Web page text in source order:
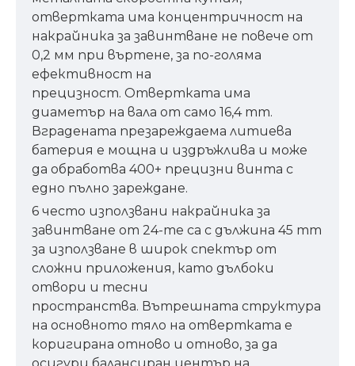
отвертката има концентричност на
накрайника за завинтване не повече от
0,2 мм при въртене, за по-голяма
ефективност на
прецизност. Отвертката има
диаметър на вала от само 16,4 mm.
Вградената презареждаема литиева
батерия е мощна и издръжлива и може
да обработва 400+ прецизни винта с
едно пълно зареждане.
6 често използвани накрайника за
завинтване от 24-те са с дължина 45 mm
за използване в широк спектър от
сложни приложения, като дълбоки
отвори и тесни
пространства. Вътрешната структура
на основното тяло на отвертката е
коригирана отново и отново, за да